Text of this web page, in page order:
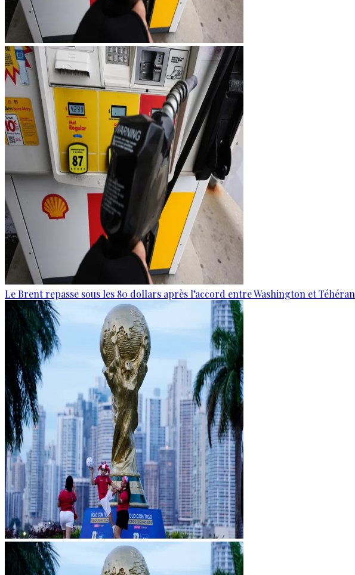
Le Brent repasse sous les 80 dollars après l’accord entre Washington et Téhéran